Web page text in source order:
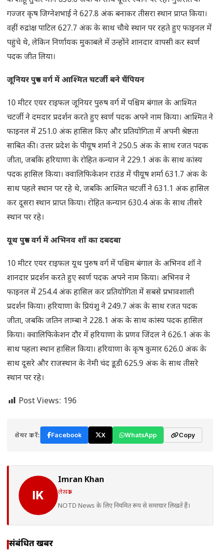
गज्जर कृष जिग्नेशभाई ने 627.8 अंक बनाकर तीसरा स्थान प्राप्त किया।
वहीं रुद्रांक्ष पाटिल 627.7 अंक के साथ चौथे स्थान पर रहते हुए फाइनल में
पहुंचे थे, लेकिन निर्णायक मुकाबले में उन्होंने शानदार वापसी कर स्वर्ण
पदक जीत लिया।
जूनियर पुरुष वर्ग में आश्मित चटर्जी बने चैंपियन
10 मीटर एयर राइफल जूनियर पुरुष वर्ग में पश्चिम बंगाल के आश्मित
चटर्जी ने दमदार प्रदर्शन करते हुए स्वर्ण पदक अपने नाम किया। आश्मित ने
फाइनल में 251.0 अंक हासिल किए और प्रतियोगिता में अपनी श्रेष्ठता
साबित की। उत्तर प्रदेश के पीयूष शर्मा ने 250.5 अंक के साथ रजत पदक
जीता, जबकि हरियाणा के रोहित कन्यान ने 229.1 अंक के साथ कांस्य
पदक हासिल किया। क्वालिफिकेशन राउंड में पीयूष शर्मा 631.7 अंक के
साथ पहले स्थान पर रहे थे, जबकि आश्मित चटर्जी ने 631.1 अंक हासिल
कर दूसरा स्थान प्राप्त किया। रोहित कन्यान 630.4 अंक के साथ तीसरे
स्थान पर रहे।
यूथ पुरुष वर्ग में अभिनव शॉ का दबदबा
10 मीटर एयर राइफल यूथ पुरुष वर्ग में पश्चिम बंगाल के अभिनव शॉ ने
शानदार प्रदर्शन करते हुए स्वर्ण पदक अपने नाम किया। अभिनव ने
फाइनल में 254.4 अंक हासिल कर प्रतियोगिता में सबसे प्रभावशाली
प्रदर्शन किया। हरियाणा के प्रियंशु ने 249.7 अंक के साथ रजत पदक
जीता, जबकि जतिन लाम्बा ने 228.1 अंक के साथ कांस्य पदक हासिल
किया। क्वालिफिकेशन दौर में हरियाणा के प्रणव जिंदल ने 626.1 अंक के
साथ पहला स्थान हासिल किया। हरियाणा के कृष कुमार 626.0 अंक के
साथ दूसरे और राजस्थान के नेमी चंद डूडी 625.9 अंक के साथ तीसरे
स्थान पर रहे।
Post Views: 196
शेयर करें: Facebook X WhatsApp Copy
IK
Imran Khan
लेखक
NOTD News के लिए नियमित रूप से समाचार लिखते हैं।
संबंधित खबरें